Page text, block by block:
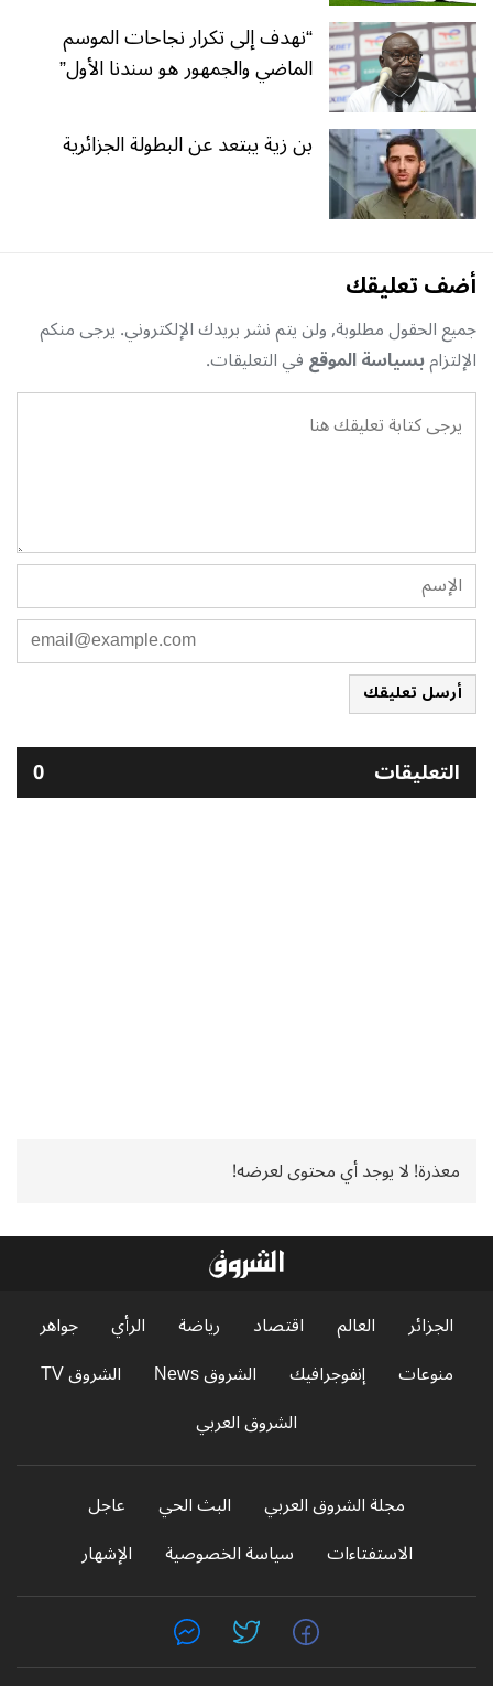
“نهدف إلى تكرار نجاحات الموسم
الماضي والجمهور هو سندنا الأول”
بن زية يبتعد عن البطولة الجزائرية
أضف تعليقك
جميع الحقول مطلوبة, ولن يتم نشر بريدك الإلكتروني. يرجى منكم
الإلتزامبسياسة الموقعفي التعليقات.
أرسل تعليقك
التعليقات 0
معذرة! لا يوجد أي محتوى لعرضه!
الجزائر العالم اقتصاد رياضة الرأي
جواهر
منوعات
إنفوجرافيك الشروق News
الشروق TV
الشروق العربي
مجلة الشروق العربي البث الحي
عاجل
الاستفتاءات
سياسة الخصوصية الإشهار